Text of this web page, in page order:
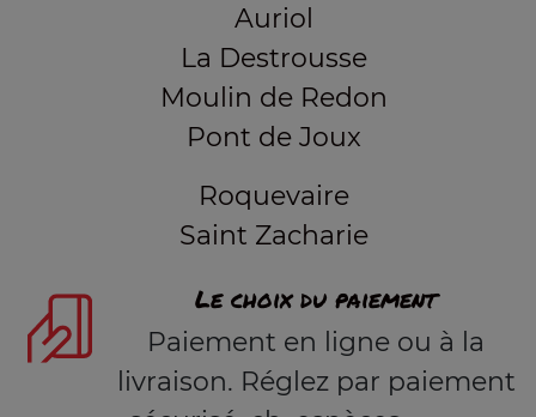
Auriol
La Destrousse
Moulin de Redon
Pont de Joux
Roquevaire
Saint Zacharie
Le choix du paiement
Paiement en ligne ou à la
livraison. Réglez par paiement